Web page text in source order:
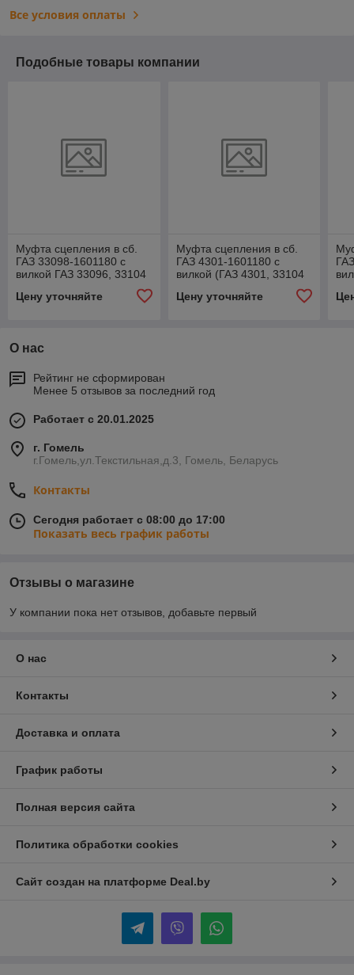
Все условия оплаты
Подобные товары компании
Муфта сцепления в сб.
ГАЗ 33098-1601180 с
вилкой ГАЗ 33096, 33104
Цену уточняйте
Муфта сцепления в сб.
ГАЗ 4301-1601180 с
вилкой (ГАЗ 4301, 33104
Цену уточняйте
О нас
Рейтинг не сформирован
Менее 5 отзывов за последний год
Работает с 20.01.2025
г. Гомель
г.Гомель,ул.Текстильная,д.3, Гомель, Беларусь
Контакты
Сегодня работает с 08:00 до 17:00
Показать весь график работы
Отзывы о магазине
У компании пока нет отзывов, добавьте первый
О нас
Контакты
Доставка и оплата
График работы
Полная версия сайта
Политика обработки cookies
Сайт создан на платформе Deal.by